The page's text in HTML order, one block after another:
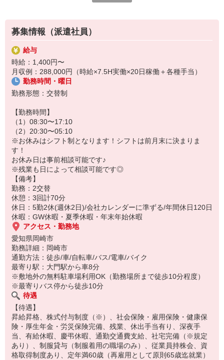
→材料や部品に特殊な粉をかけて加工する機械
・機械に部品をセットし起動
・機械加工が終わった部品を取り出し完成品トレーに移す
・部品のセットと取り出しの繰り返し作業
・開始前や途中で機械に加工用の粉を補充
2）圧入作業
→圧入作業とは圧力をかけて部品同士を組み合わせる作業
・他工程で加工された太さ3〜4mm、長さ5㎝程の部品など
・時作業は機械に部品をセットしボタンを押すだけ
・加工が終われば製品をトレーに取り出し寸法計測
・打痕のキズなどの検査
製品のサイズはcm角の小型の部品や太さ1cmほど、
長さ5〜10cmほどと大きくはなく、重量物は少なめです！
※1人モクモク作業がメインとなりますが、
周りに他の作業をしている人がいるので相談などはできる環境で
す！
詳細については面談時にご説明させていただきます。
派遣先の状況等によっては当該案件への配属が難しい場合がありま
す。
募集情報（派遣社員）
給与
時給：1,400円〜
月収例：288,000円（時給×7.5H実働×20日稼働＋各種手当）
勤務時間・曜日
勤務形態：交替制
【勤務時間】
（1）08:30〜17:10
（2）20:30〜05:10
※お休みはシフト制となります！シフトは前月末に決まりま
す！
お休み日は事前相談可能です♪
※残業も日によって相談可能です◎
【備考】
勤務：2交替
休憩：3回計70分
休日：5勤2休(週休2日)/会社カレンダーに準ずる/年間休日120日
休暇：GW休暇・夏季休暇・年末年始休暇
アクセス・勤務地
愛知県岡崎市
勤務詳細：岡崎市
通勤方法：徒歩/車/自転車/バス/電車/バイク
最寄り駅：大門駅から車8分
※敷地外の無料駐車場利用OK（勤務場所まで徒歩10分程度）
※最寄りバス停から徒歩10分
待遇
【待遇】
昇給昇格、株式付与制度（※）、社会保険・雇用保険・健康保
険・厚生年金・労災保険完備、残業、休出手当有り、深夜手
当、有給休暇、慶弔休暇、通勤交通費支給、社宅完備（※規定
あり）、制服貸与（制服着用の職場のみ）、従業員持株会、資
格取得制度あり、定年満60歳（再雇用として原則65歳迄就業）